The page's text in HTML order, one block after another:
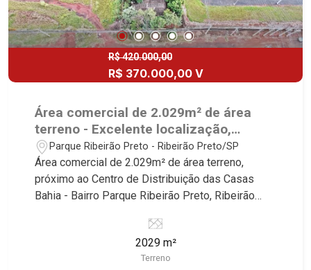
R$ 420.000,00
R$ 370.000,00 V
Área comercial de 2.029m² de área
terreno - Excelente localização,
próximo ao Centro de Distribuição das
Casas Bahia - Bairro Parque Ribeirão
Preto, Ribeirão Preto/SP.
Parque Ribeirão Preto - Ribeirão Preto/SP
Área comercial de 2.029m² de área terreno,
próximo ao Centro de Distribuição das Casas
Bahia - Bairro Parque Ribeirão Preto, Ribeirão
imóvel que a Martinelli Imobiliária selecionou
Avenida Patriarca a menos de 1km do Anel Viário
2029 m²
Terreno